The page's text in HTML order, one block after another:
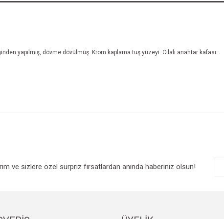
yapılmış, dövme dövülmüş. Krom kaplama tuş yüzeyi. Cilalı anahtar kafası.
ve sizlere özel sürpriz fırsatlardan anında haberiniz olsun!